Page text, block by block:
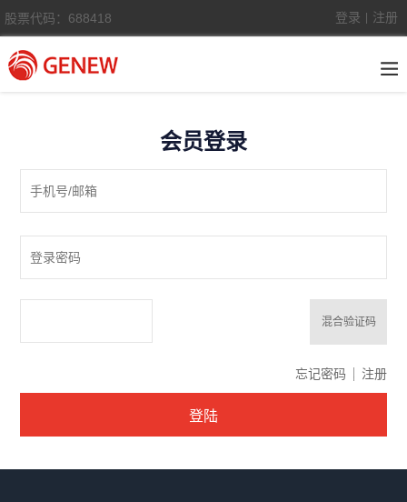
股票代码：688418 登录 注册
会员登录
混合验证码
忘记密码 线注册